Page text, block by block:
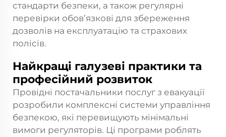
стандарти безпеки, а також регулярні
перевірки обов’язкові для збереження
дозволів на експлуатацію та страхових
полісів.
Найкращі галузеві практики та
професійний розвиток
Провідні постачальники послуг з евакуації
розробили комплексні системи управління
безпекою, які перевищують мінімальні
вимоги регуляторів. Ці програми роблять